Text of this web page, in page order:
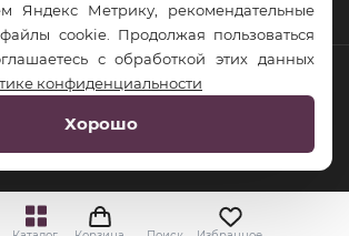
2026. Все права защищены
RS Digital
Яндекс Метрику, рекомендательные
cookie. Продолжая пользоваться
с обработкой этих данных
конфиденциальности
Хорошо